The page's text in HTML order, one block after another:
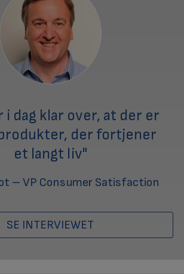
i dag klar over, at der er
der fortjener
et langt liv"
– VP Consumer Satisfaction
SE INTERVIEWET